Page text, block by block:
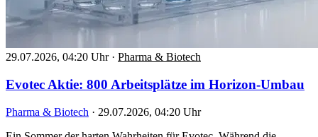
29.07.2026, 04:20 Uhr · Pharma & Biotech
Evotec Aktie: 800 Arbeitsplätze im Horizon-Umbau
Pharma & Biotech · 29.07.2026, 04:20 Uhr